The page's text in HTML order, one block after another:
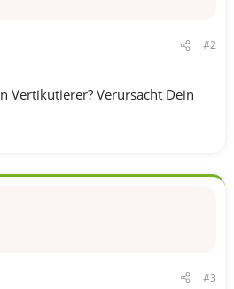
#2
Vertikutierer? Verursacht Dein
#3